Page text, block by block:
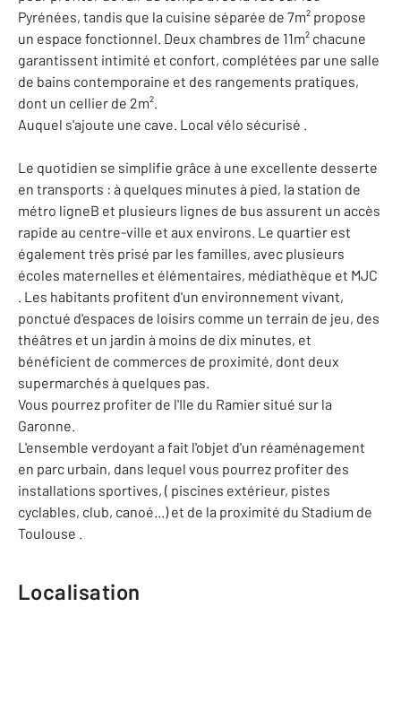
Pyrénées, tandis que la cuisine séparée de 7m² propose
un espace fonctionnel. Deux chambres de 11m² chacune
garantissent intimité et confort, complétées par une salle
de bains contemporaine et des rangements pratiques,
dont un cellier de 2m².
Auquel s'ajoute une cave. Local vélo sécurisé .
Le quotidien se simplifie grâce à une excellente desserte
en transports : à quelques minutes à pied, la station de
métro ligneB et plusieurs lignes de bus assurent un accès
rapide au centre-ville et aux environs. Le quartier est
également très prisé par les familles, avec plusieurs
écoles maternelles et élémentaires, médiathèque et MJC
. Les habitants profitent d'un environnement vivant,
ponctué d'espaces de loisirs comme un terrain de jeu, des
théâtres et un jardin à moins de dix minutes, et
bénéficient de commerces de proximité, dont deux
supermarchés à quelques pas.
Vous pourrez profiter de l'Ile du Ramier situé sur la
Garonne.
L'ensemble verdoyant a fait l'objet d'un réaménagement
en parc urbain, dans lequel vous pourrez profiter des
installations sportives, ( piscines extérieur, pistes
cyclables, club, canoé...) et de la proximité du Stadium de
Toulouse .
Localisation